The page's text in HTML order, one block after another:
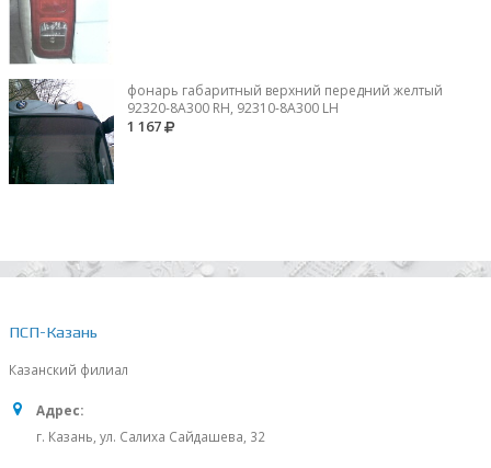
фонарь габаритный верхний передний желтый
92320-8A300 RH, 92310-8А300 LH
1 167
ПСП-Казань
Казанский филиал
Адрес:
г. Казань, ул. Салиха Сайдашева, 32